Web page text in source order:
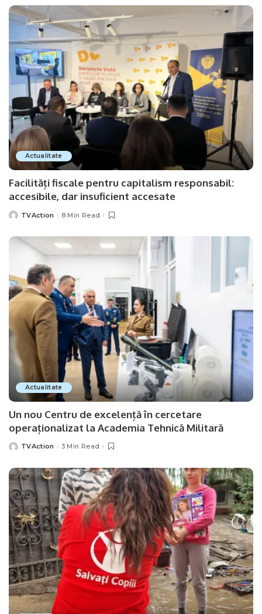
Actualitate
Facilități fiscale pentru capitalism responsabil:
accesibile, dar insuficient accesate
PostedTVAction 8 Min Read
Actualitate
Un nou Centru de excelență în cercetare
operaționalizat la Academia Tehnică Militară
PostedTVAction 3 Min Read